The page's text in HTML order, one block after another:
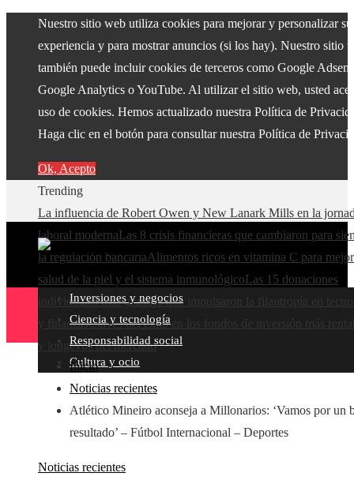
Nuestro sitio web utiliza cookies para mejorar y personalizar su
experiencia y para mostrar anuncios (si los hay). Nuestro sitio
también puede incluir cookies de terceros como Google
Google Analytics o YouTube. Al utilizar el sitio web, usted
uso de cookies. Hemos actualizado nuestra Política de
Haga clic en el botón para consultar nuestra Política de
Ok, Acepto
Trending
La influencia de Robert Owen y New Lanark Mills en la
laboral modernaLas 8 crisis financieras que cambiaron para
la regulación bancariaAlimentos ricos en vitamina C para
salud de la piel y el sistema inmunológicoLas 15 donaciones
individuales más grandes que impulsaron la filantropía en
y finanzasClaves del éxito en los fondos de inversión más
y longevos del mercado
Inversiones y negocios
Ciencia y tecnología
Responsabilidad social
Cultura y ocio
Inicio
Noticias recientes
Atlético Mineiro aconseja a Millonarios: ‘Vamos por un
resultado’ – Fútbol Internacional – Deportes
Noticias recientes